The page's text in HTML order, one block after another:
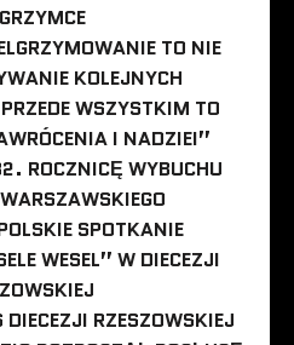
TO NIE
KOLEJNYCH
WSZYSTKIM TO
I NADZIEI”
ROCZNICĘ WYBUCHU
SPOTKANIE
WESEL” W DIECEZJI
RZESZOWSKIEJ